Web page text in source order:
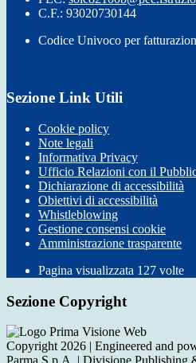
C.F.: 93020730144
Codice Univoco per
Sezione Link Utili
Cookie policy
Note legali
Informativa Privacy
Ufficio Relazioni con il
Dichiarazione di accessibilità
Obiettivi di accessibilità
Whistleblowing
Gestione consensi cookie
Amministrazione trasparente
Pagina visualizzata 127 volte
Sezione Copyright
Copyright 2026 | Engineered and